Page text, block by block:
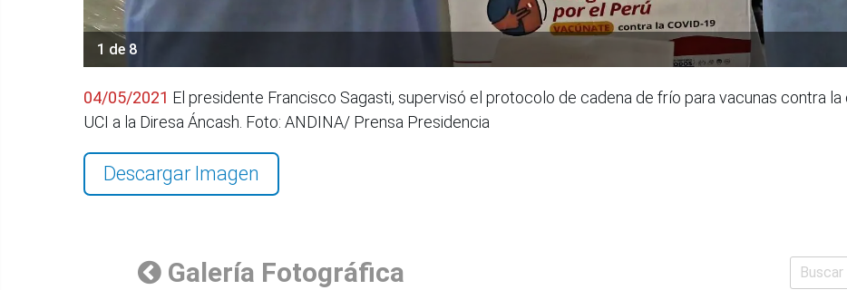
1 de 8
04/05/2021 El presidente Francisco Sagasti, supervisó el protocolo de cadena de frío para vacunas contra
UCI a la Diresa Áncash. Foto: ANDINA/ Prensa Presidencia
Descargar Imagen
Galería Fotográfica